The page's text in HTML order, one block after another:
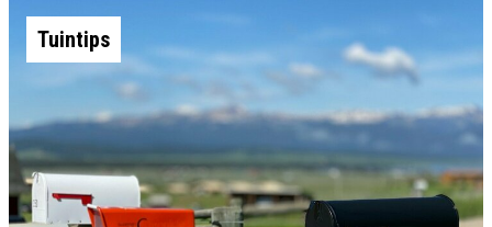
Tuintips